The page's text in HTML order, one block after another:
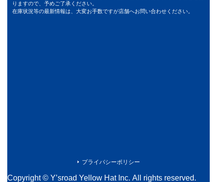
りますので、予めご了承ください。
在庫状況等の最新情報は、大変お手数ですが店舗へお問い合わせください。
プライバシーポリシー
Copyright © Y’sroad Yellow Hat Inc. All rights reserved.